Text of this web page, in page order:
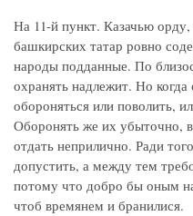
На 11-й пункт. Казачью
башкирских татар ровно
народы подданные. По
охранять надлежит. Но
обороняться или поволить,
Оборонять же их убыточно,
отдать неприлично. Ради
допустить, а между тем
потому что добро бы оным
чтоб времянем и бранилися.